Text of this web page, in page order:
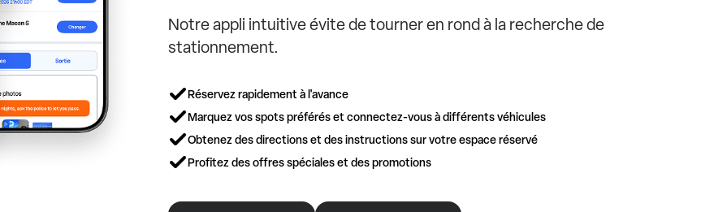
Notre appli intuitive évite de tourner en rond à la recherche de
stationnement.
Réservez rapidement à l'avance
Marquez vos spots préférés et connectez-vous à différents véhicules
Obtenez des directions et des instructions sur votre espace réservé
Profitez des offres spéciales et des promotions